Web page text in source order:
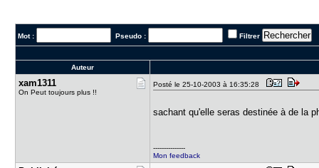
Mot : Pseudo : Filtrer
Auteur
xam1311
On Peut toujours plus !!
Posté le 25-10-2003 à 16:35:28
sachant qu'elle seras destinée à de la
---------------
Mon feedback